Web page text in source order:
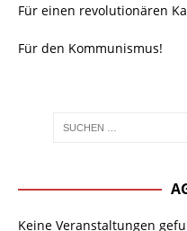
Für einen revolutionären
Für den Kommunismus!
Keine Veranstaltungen